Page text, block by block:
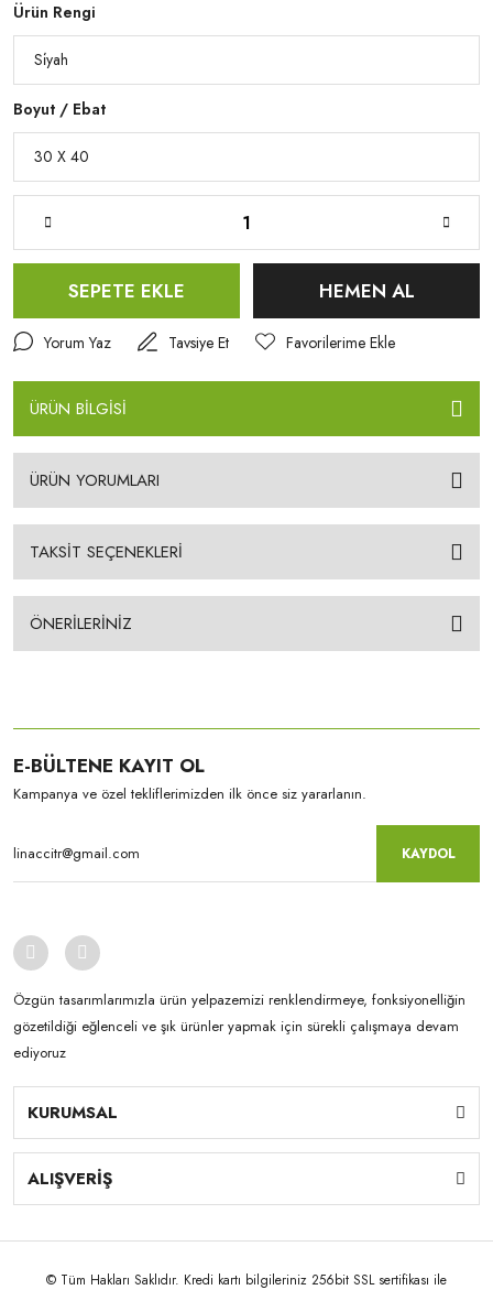
Ürün Rengi
Boyut / Ebat
SEPETE EKLE HEMEN AL
Yorum Yaz Tavsiye Et
ÜRÜN BİLGİSİ
ÜRÜN YORUMLARI
TAKSİT SEÇENEKLERİ
ÖNERİLERİNİZ
E-BÜLTENE KAYIT OL
Kampanya ve özel tekliflerimizden ilk önce siz yararlanın.
KAYDOL
Özgün tasarımlarımızla ürün yelpazemizi renklendirmeye, fonksiyonelliğin
gözetildiği eğlenceli ve şık ürünler yapmak için sürekli çalışmaya devam
ediyoruz
KURUMSAL
ALIŞVERİŞ
© Tüm Hakları Saklıdır. Kredi kartı bilgileriniz 256bit SSL sertifikası ile